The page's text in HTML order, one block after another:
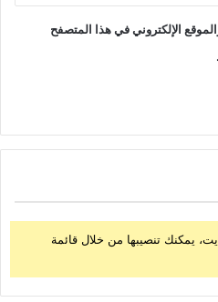
الإلكتروني في هذا المتصفح
يمكنك تنصيبها من خلال قائمة